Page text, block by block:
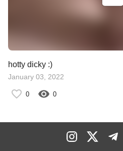
hotty dicky :)
January 03, 2022
0 0